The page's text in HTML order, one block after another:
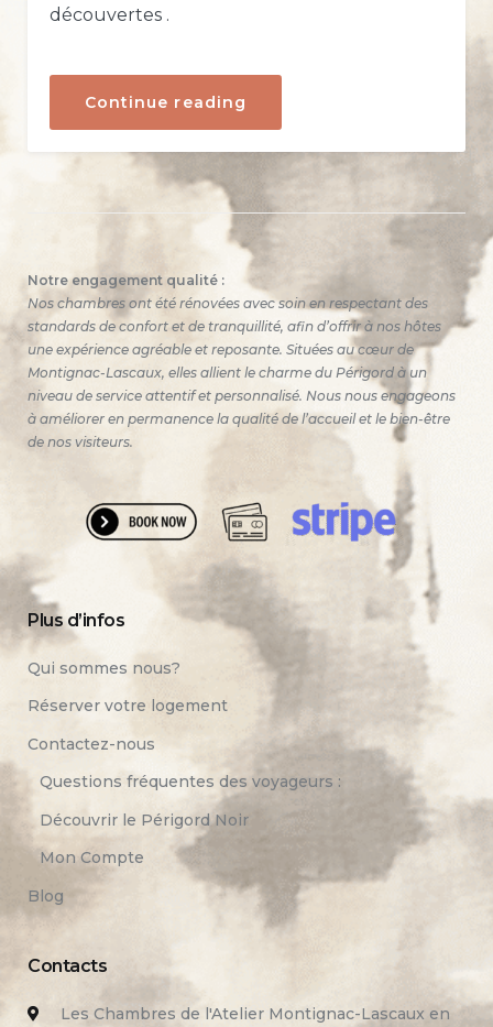
découvertes .
Continue reading
aux
Cœurs
une
semaine
danses
et
musiques
du
monde
au
cœur
du
Notre engagement qualité :
Nos chambres ont été rénovées avec soin en respectant des
standards de confort et de tranquillité, afin d’offrir à nos hôtes
une expérience agréable et reposante. Situées au cœur de
Montignac-Lascaux, elles allient le charme du Périgord à un
niveau de service attentif et personnalisé. Nous nous engageons
à améliorer en permanence la qualité de l’accueil et le bien-être
de nos visiteurs.
Plus d’infos
Qui sommes nous?
Réserver votre logement
Contactez-nous
Questions fréquentes des voyageurs :
Découvrir le Périgord Noir
Mon Compte
Blog
Contacts
Les Chambres de l'Atelier Montignac-Lascaux en